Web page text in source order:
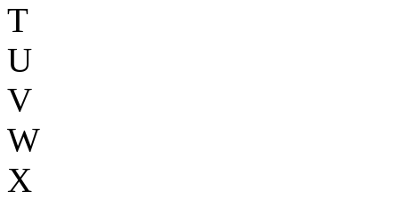
T
U
V
W
X